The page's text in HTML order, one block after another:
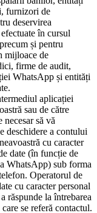
furnizori de
deservirea
în cursul
și pentru
mijloace de
firme de audit,
WhatsApp și entități
aplicației
sau de către
să vă
deschidere a contului
cu caracter
date (în funcție de
WhatsApp) sub forma
Operatorul de
cu caracter personal
răspunde la întrebarea
se referă contactul.